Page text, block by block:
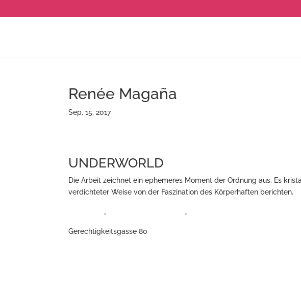
Renée Magaña
Sep. 15, 2017
UNDERWORLD
Die Arbeit zeichnet ein ephemeres Moment der Ordnung aus. Es
verdichteter Weise von der Faszination des Körperhaften berichten.
Gerechtigkeitsgasse 80